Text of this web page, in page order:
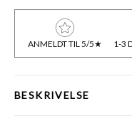
ANMELDT TIL 5/5★ 1-3
BESKRIVELSE